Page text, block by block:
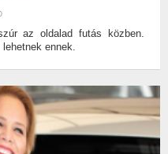
az oldalad futás közben.
ennek.